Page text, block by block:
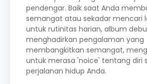
pendengar. Baik saat Anda
semangat atau sekadar mencari
untuk rutinitas harian, album
menghadirkan pengalaman yang
membangkitkan semangat,
untuk merasa 'noice' tentang diri
perjalanan hidup Anda.